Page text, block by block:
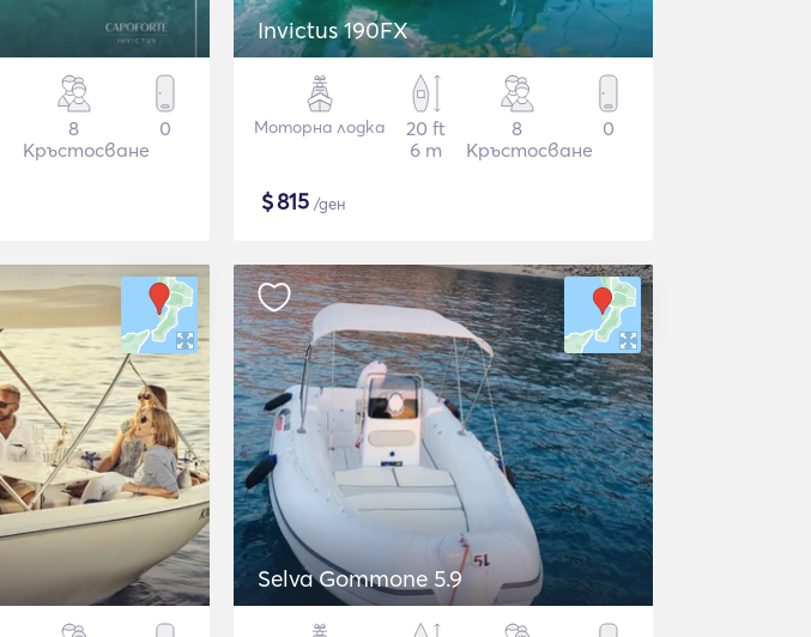
8
Кръстосване
0
Invictus 190FX
Моторна лодка
20 ft
6 m
8
Кръстосване
0
$815 /ден
Selva Gommone 5.9